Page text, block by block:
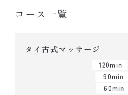
コース一覧
タイ古式マッサージ
120min
90min
60min